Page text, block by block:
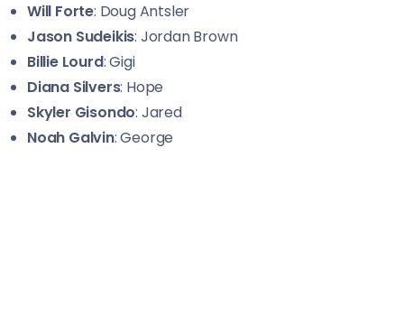
Will Forte: Doug Antsler
Jason Sudeikis: Jordan Brown
Billie Lourd: Gigi
Diana Silvers: Hope
Skyler Gisondo: Jared
Noah Galvin: George